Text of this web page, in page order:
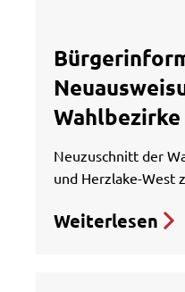
Neuzuschnitt der
und Herzlake-West
Weiterlesen